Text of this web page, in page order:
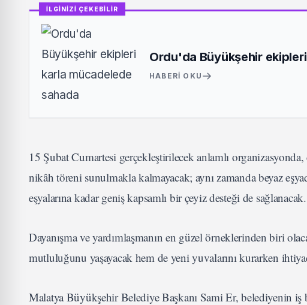
İLGİNİZİ ÇEKEBİLİR
Ordu'da Büyükşehir
HABERI OKU
15 Şubat Cumartesi gerçekleştirilecek anlamlı
nikâh töreni sunulmakla kalmayacak; aynı zamanda beyaz
eşyalarına kadar geniş kapsamlı bir çeyiz desteği de sağlanacak.
Dayanışma ve yardımlaşmanın en güzel örneklerinden biri
mutluluğunu yaşayacak hem de yeni yuvalarını kurarken
Malatya Büyükşehir Belediye Başkanı Sami Er, belediyenin